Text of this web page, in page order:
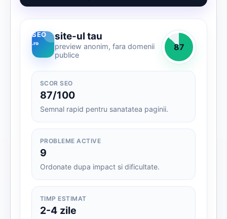
SEO
.ro
site-ul tau
preview anonim, fara domenii
publice
87
SCOR SEO
87/100
Semnal rapid pentru sanatatea paginii.
PROBLEME ACTIVE
9
Ordonate dupa impact si dificultate.
TIMP ESTIMAT
2-4 zile